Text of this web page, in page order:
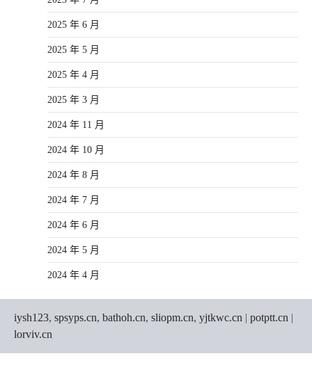
2025 年 6 月
2025 年 5 月
2025 年 4 月
2025 年 3 月
2024 年 11 月
2024 年 10 月
2024 年 8 月
2024 年 7 月
2024 年 6 月
2024 年 5 月
2024 年 4 月
iysh123, spsyps.cn, bathoh.cn, sliopm.cn, yjtkwc.cn | potptt.cn |
lorviv.cn